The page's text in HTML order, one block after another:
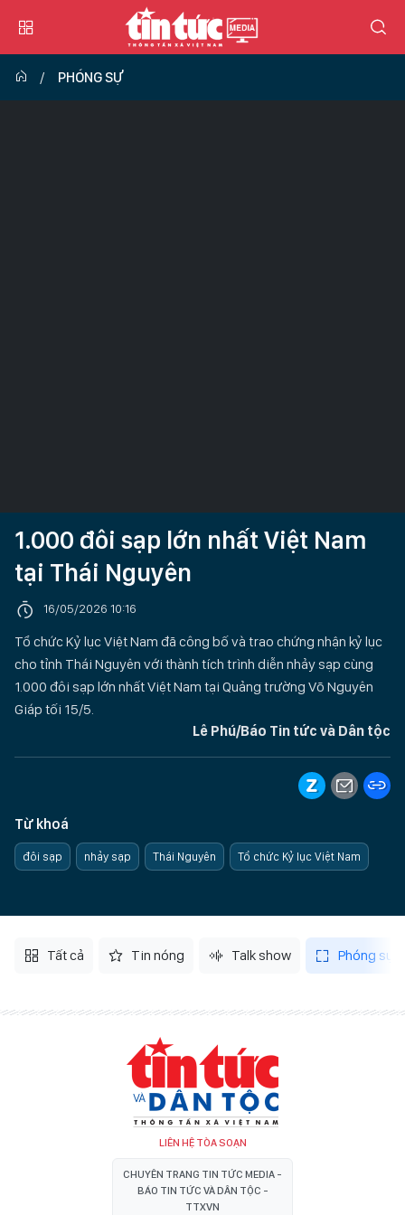
PHÓNG SỰ
1.000 đôi sạp lớn nhất Việt Nam
tại Thái Nguyên
16/05/2026 10:16
Tổ chức Kỷ lục Việt Nam đã công bố và trao chứng nhận kỷ lục
cho tỉnh Thái Nguyên với thành tích trình diễn nhảy sạp cùng
1.000 đôi sạp lớn nhất Việt Nam tại Quảng trường Võ Nguyên
Giáp tối 15/5.
Lê Phú/Báo Tin tức và Dân tộc
Từ khoá
đôi sạp nhảy sạp Thái Nguyên Tổ chức Kỷ lục Việt Nam
Tất cả Tin nóng Talk show Phóng sự
LIÊN HỆ TÒA SOẠN
CHUYÊN TRANG TIN TỨC MEDIA -
BÁO TIN TỨC VÀ DÂN TỘC -
TTXVN